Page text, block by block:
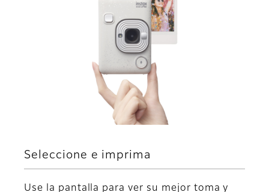
Seleccione e imprima
Use la pantalla para ver su mejor toma y